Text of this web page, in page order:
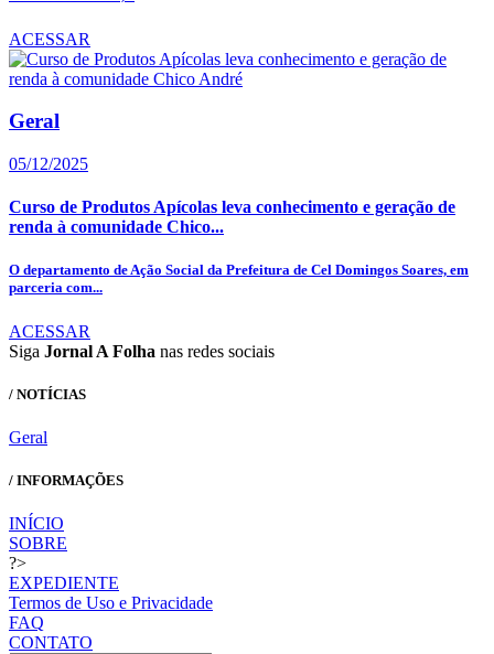
ACESSAR
Geral
05/12/2025
Curso de Produtos Apícolas leva conhecimento e geração de
renda à comunidade Chico...
O departamento de Ação Social da Prefeitura de Cel Domingos Soares, em
parceria com...
ACESSAR
Siga Jornal A Folha nas redes sociais
/ NOTÍCIAS
Geral
/ INFORMAÇÕES
INÍCIO
SOBRE
?>
EXPEDIENTE
Termos de Uso e Privacidade
FAQ
CONTATO